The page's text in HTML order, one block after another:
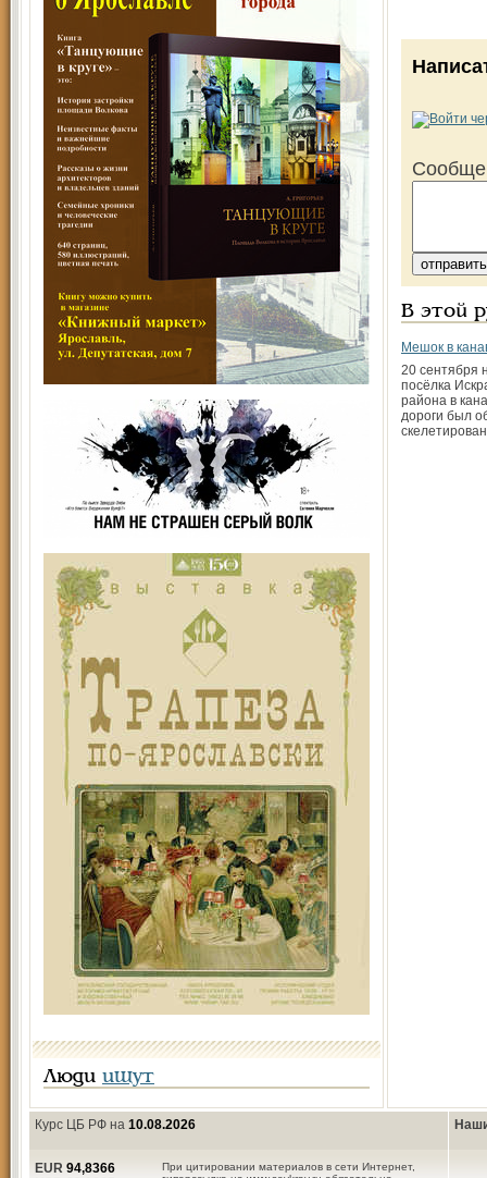
Люди ищут
В этой
Мешок в
20 сентября
посёлка
района в
дороги был
Курс ЦБ РФ на 10.08.2026
При цитировании материалов в сети Интернет,
EUR 94,8366